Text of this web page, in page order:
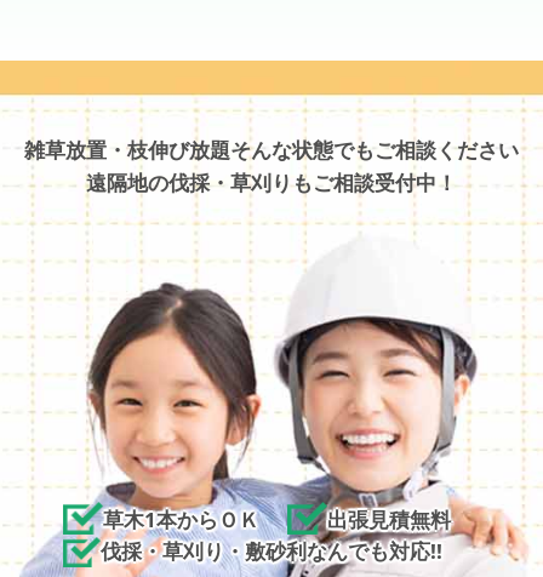
雑草放置・枝伸び放題そんな状態でもご相談ください
遠隔地の伐採・草刈りもご相談受付中！
草木1本からＯＫ
出張見積無料
伐採・草刈り・敷砂利なんでも対応!!